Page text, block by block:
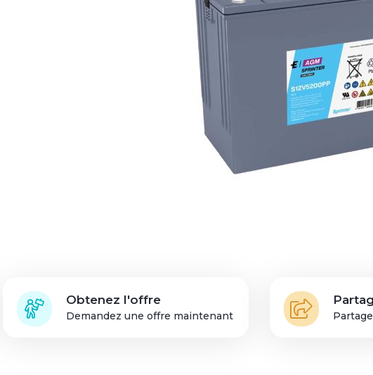
Connexion des
partenaires de solutions
Obtenez l'offre
Demandez une offre maintenant